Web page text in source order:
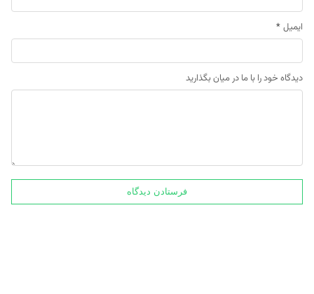
ایمیل *
دیدگاه خود را با ما در میان بگذارید